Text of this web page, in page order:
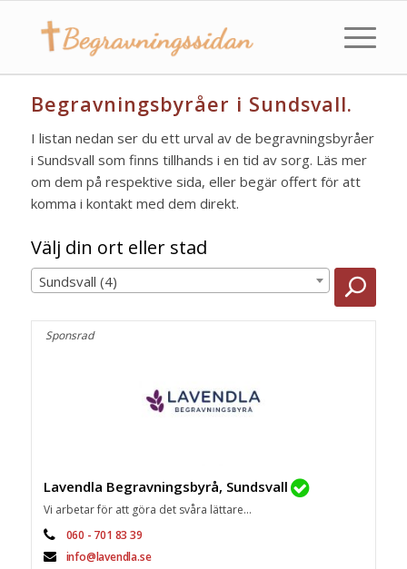
Begravningsbyråer i Sundsvall.
I listan nedan ser du ett urval av de begravningsbyråer
i Sundsvall som finns tillhands i en tid av sorg. Läs mer
om dem på respektive sida, eller begär offert för att
komma i kontakt med dem direkt.
Välj din ort eller stad
Sundsvall (4)
Sponsrad
Lavendla Begravningsbyrå, Sundsvall
Vi arbetar för att göra det svåra lättare...
060 - 701 83 39
info@lavendla.se